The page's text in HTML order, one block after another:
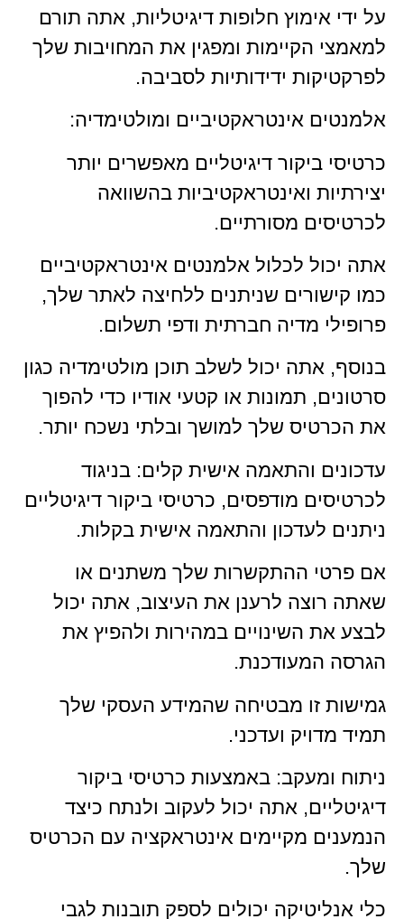
על ידי אימוץ חלופות דיגיטליות, אתה תורם
למאמצי הקיימות ומפגין את המחויבות שלך
לפרקטיקות ידידותיות לסביבה.
אלמנטים אינטראקטיביים ומולטימדיה:
כרטיסי ביקור דיגיטליים מאפשרים יותר
יצירתיות ואינטראקטיביות בהשוואה
לכרטיסים מסורתיים.
אתה יכול לכלול אלמנטים אינטראקטיביים
כמו קישורים שניתנים ללחיצה לאתר שלך,
פרופילי מדיה חברתית ודפי תשלום.
בנוסף, אתה יכול לשלב תוכן מולטימדיה כגון
סרטונים, תמונות או קטעי אודיו כדי להפוך
את הכרטיס שלך למושך ובלתי נשכח יותר.
עדכונים והתאמה אישית קלים: בניגוד
לכרטיסים מודפסים, כרטיסי ביקור דיגיטליים
ניתנים לעדכון והתאמה אישית בקלות.
אם פרטי ההתקשרות שלך משתנים או
שאתה רוצה לרענן את העיצוב, אתה יכול
לבצע את השינויים במהירות ולהפיץ את
הגרסה המעודכנת.
גמישות זו מבטיחה שהמידע העסקי שלך
תמיד מדויק ועדכני.
ניתוח ומעקב: באמצעות כרטיסי ביקור
דיגיטליים, אתה יכול לעקוב ולנתח כיצד
הנמענים מקיימים אינטראקציה עם הכרטיס
שלך.
כלי אנליטיקה יכולים לספק תובנות לגבי